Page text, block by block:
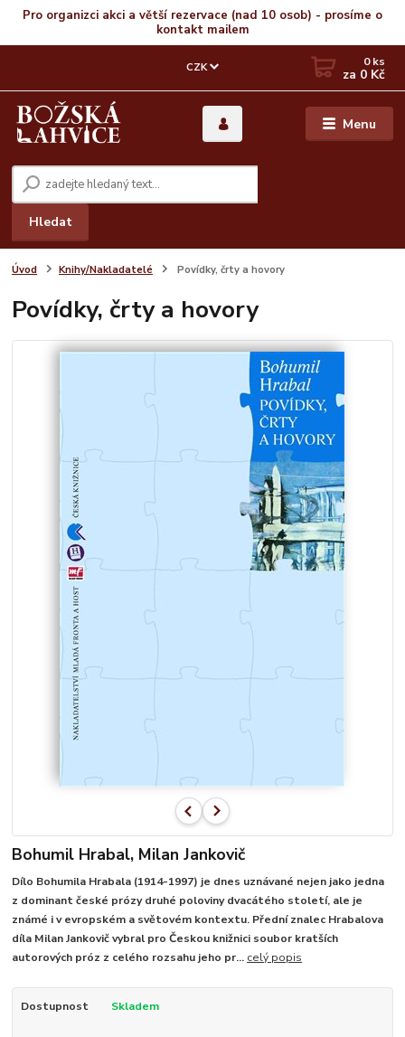
Pro organizci akci a větší rezervace (nad 10 osob) - prosíme o
kontakt mailem
Menu
CZK
Hledat
0ks
za 0 Kč
Úvod Knihy/Nakladatelé Povídky, črty a hovory
Povídky, črty a hovory
Bohumil Hrabal, Milan Jankovič
Dílo Bohumila Hrabala (1914-1997) je dnes uznávané nejen jako jedna
z dominant české prózy druhé poloviny dvacátého století, ale je
známé i v evropském a světovém kontextu. Přední znalec Hrabalova
díla Milan Jankovič vybral pro Českou knižnici soubor kratších
autorových próz z celého rozsahu jeho pr... celý popis
Dostupnost Skladem